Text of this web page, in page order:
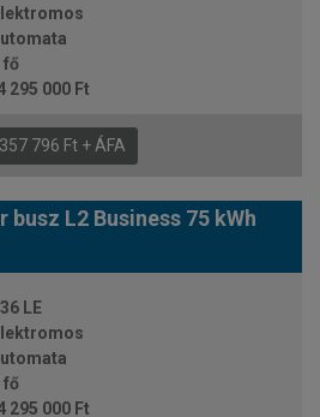
fő
295 000 Ft
357 796 Ft + ÁFA
busz L2 Business 75 kWh
LE
fő
295 000 Ft